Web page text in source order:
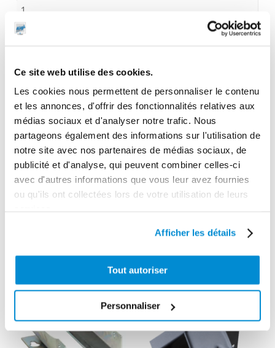
Ce site web utilise des cookies.
Les cookies nous permettent de personnaliser le contenu
et les annonces, d'offrir des fonctionnalités relatives aux
médias sociaux et d'analyser notre trafic. Nous
partageons également des informations sur l'utilisation de
notre site avec nos partenaires de médias sociaux, de
publicité et d'analyse, qui peuvent combiner celles-ci
avec d'autres informations que vous leur avez fournies
ou qu'ils ont collectées lors de votre utilisation de leurs
Afficher les détails
Tout autoriser
Personnaliser
1
Dimensions en cm (L × l × h)
Poids (kg)
12.5000
Garantie
2 ans
Gencode
3284660419298
CES PRODUITS PEUVENT VOUS
INTERESSER